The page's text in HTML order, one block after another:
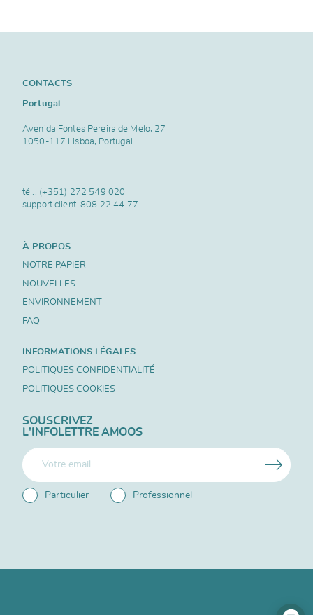
CONTACTS
Portugal
Avenida Fontes Pereira de Melo, 27
1050-117 Lisboa, Portugal
tél.. (+351) 272 549 020
support client.808 22 44 77
À PROPOS
NOTRE PAPIER
NOUVELLES
ENVIRONNEMENT
FAQ
INFORMATIONS LÉGALES
POLITIQUES CONFIDENTIALITÉ
POLITIQUES COOKIES
SOUSCRIVEZ
L'INFOLETTRE AMOOS
Particulier Professionnel